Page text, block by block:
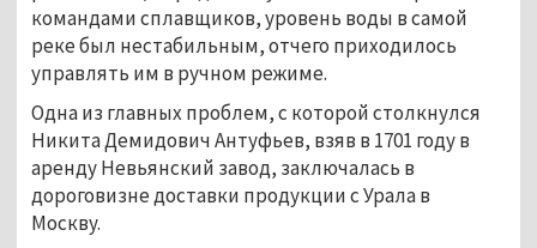
командами сплавщиков, уровень воды в самой
реке был нестабильным, отчего приходилось
управлять им в ручном режиме.
Одна из главных проблем, с которой столкнулся
Никита Демидович Антуфьев, взяв в 1701 году в
аренду Невьянский завод, заключалась в
дороговизне доставки продукции с Урала в
Москву.